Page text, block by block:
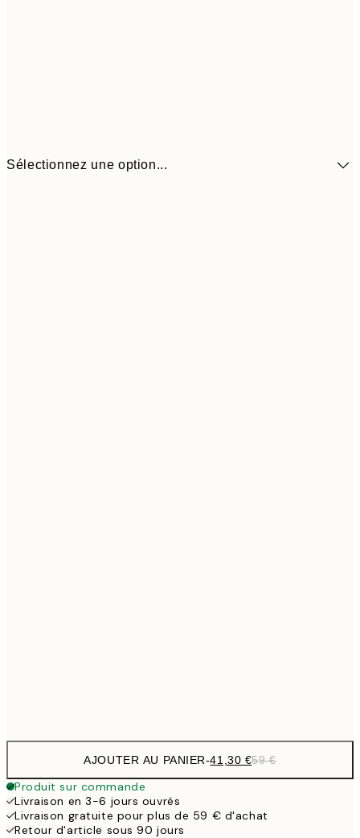
Sélectionnez une option...
AJOUTER AU PANIER-41,30 €59 €
Produit sur commande
Livraison en 3-6 jours ouvrés
Livraison gratuite pour plus de 59 € d'achat
Retour d'article sous 90 jours